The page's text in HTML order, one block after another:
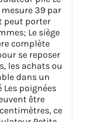
39 par
peut porter
Le siège
complète
se reposer
les achats ou
dans un
poignées
être
ce